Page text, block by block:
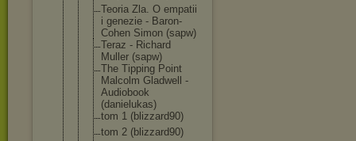
Teoria Zla. O empatii
i genezie - Baron-
Cohen Simon (sapw)
Teraz - Richard
Muller (sapw)
The Tipping Point
Malcolm Gladwell -
Audiobook
(danielukas)
tom 1 (blizzard90)
tom 2 (blizzard90)